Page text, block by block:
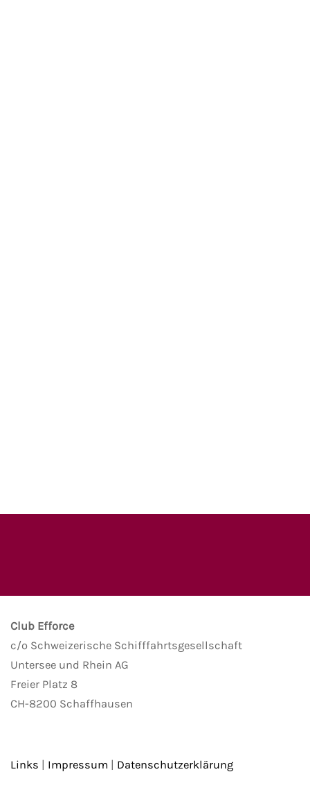
Club Efforce
c/o Schweizerische Schifffahrtsgesellschaft
Untersee und Rhein AG
Freier Platz 8
CH-8200 Schaffhausen
Links | Impressum | Datenschutzerklärung